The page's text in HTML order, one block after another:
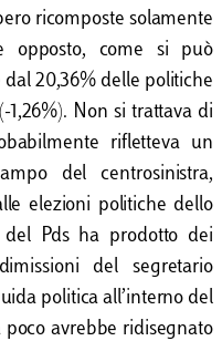
ricomposte solamente
opposto, come si può
dal 20,36% delle politiche
1,26%). Non si trattava di
rifletteva un
del centrosinistra,
elezioni politiche dello
Pds ha prodotto dei
del segretario
politica all’interno del
avrebbe ridisegnato